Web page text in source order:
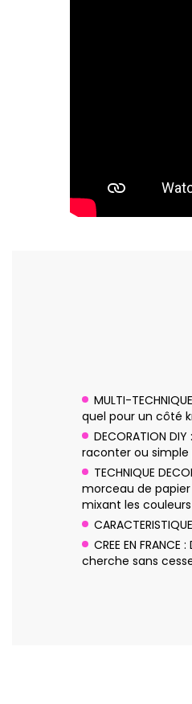
MULTI-
quel pour un côté
DECORATION
raconter ou
TECHNIQUE
morceau de
mixant les
CREE EN
cherche sans